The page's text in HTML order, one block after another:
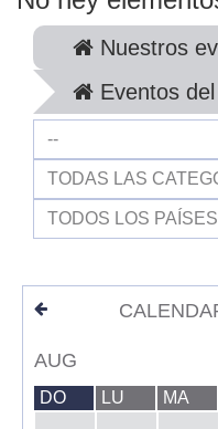
Nuestros
Eventos
--
TODAS LAS
TODOS LOS PAÍSES
AUG
DO LU MA